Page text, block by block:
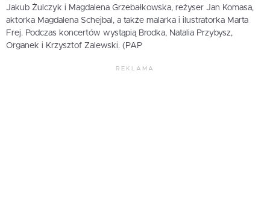
Jakub Żulczyk i Magdalena Grzebałkowska, reżyser Jan Komasa,
aktorka Magdalena Schejbal, a także malarka i ilustratorka Marta
Frej. Podczas koncertów wystąpią Brodka, Natalia Przybysz,
Organek i Krzysztof Zalewski. (PAP
REKLAMA